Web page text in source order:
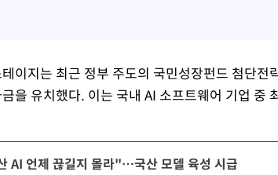
이지는 최근 정부 주도의 국민성장펀드 첨단
을 유치했다. 이는 국내 AI 소프트웨어 기업 중
AI 언제 끊길지 몰라"…국산 모델 육성 시급